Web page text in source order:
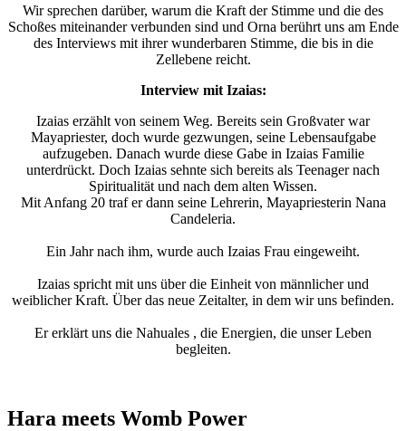
Wir sprechen darüber, warum die Kraft der Stimme und die des
Schoßes miteinander verbunden sind und Orna berührt uns am Ende
des Interviews mit ihrer wunderbaren Stimme, die bis in die
Zellebene reicht.
Interview mit Izaias:
Izaias erzählt von seinem Weg. Bereits sein Großvater war
Mayapriester, doch wurde gezwungen, seine Lebensaufgabe
aufzugeben. Danach wurde diese Gabe in Izaias Familie
unterdrückt. Doch Izaias sehnte sich bereits als Teenager nach
Spiritualität und nach dem alten Wissen.
Mit Anfang 20 traf er dann seine Lehrerin, Mayapriesterin Nana
Candeleria.
Ein Jahr nach ihm, wurde auch Izaias Frau eingeweiht.
Izaias spricht mit uns über die Einheit von männlicher und
weiblicher Kraft. Über das neue Zeitalter, in dem wir uns befinden.
Er erklärt uns die Nahuales , die Energien, die unser Leben
begleiten.
Hara meets Womb Power